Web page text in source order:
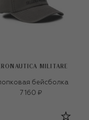
MILITARE
бейсболка
7 160 ₽